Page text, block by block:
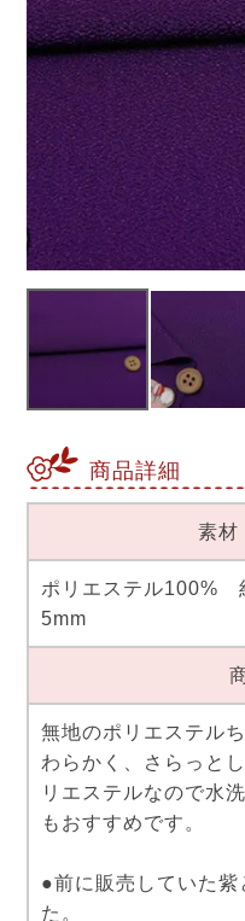
商品詳細
素材
ポリエステル100%
5mm
無地のポリエステル
わらかく、さらっと
リエステルなので水
もおすすめです。
●前に販売していた紫
た。